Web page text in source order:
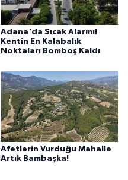
Adana'da Sıcak Alarmı!
Kentin En Kalabalık
Noktaları Bomboş Kaldı
Afetlerin Vurduğu Mahalle
Artık Bambaşka!